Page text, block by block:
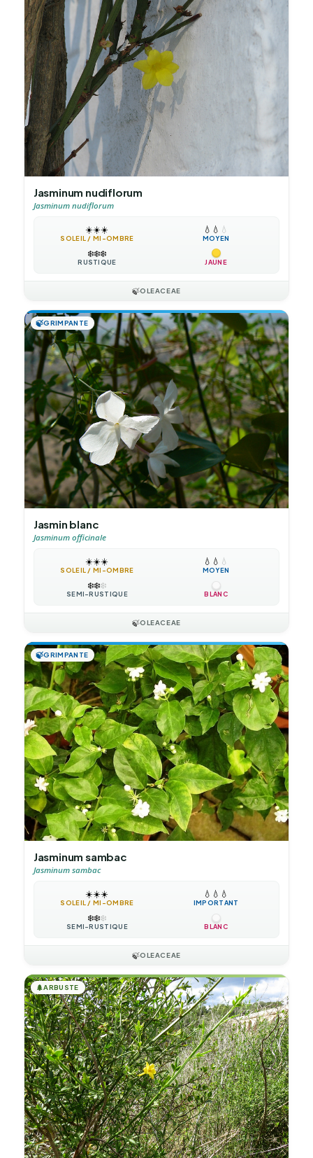
Jasminum nudiflorum
Jasminum nudiflorum
☀️☀️☀️
SOLEIL / MI-OMBRE
💧 💧 💧
MOYEN
❄️❄️❄️
RUSTIQUE JAUNE
🍃OLEACEAE
🍃GRIMPANTE
Jasmin blanc
Jasminum officinale
☀️☀️☀️
SOLEIL / MI-OMBRE
💧 💧 💧
MOYEN
❄️❄️❄️
SEMI-RUSTIQUE BLANC
🍃OLEACEAE
🍃GRIMPANTE
Jasminum sambac
Jasminum sambac
☀️☀️☀️
SOLEIL / MI-OMBRE
💧 💧 💧
IMPORTANT
❄️❄️❄️
SEMI-RUSTIQUE BLANC
🍃OLEACEAE
🌲ARBUSTE